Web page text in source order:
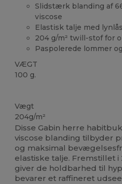
Slidstærk blanding af
viscose
Elastisk talje med
204 g/m² twill-stof for
Paspolerede lommer
VÆGT
100 g.
Vægt
204g/m²
Disse Gabin herre
viscose blanding tilbyder
og maksimal
elastiske talje. Fremstillet i
giver de holdbarhed til
bevarer et raffineret